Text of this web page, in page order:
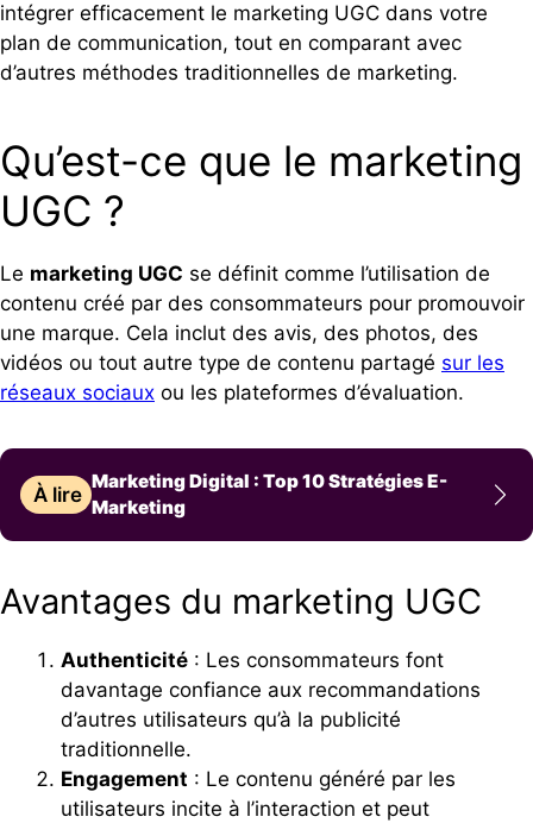
intégrer efficacement le marketing UGC dans votre
plan de communication, tout en comparant avec
d’autres méthodes traditionnelles de marketing.
Qu’est-ce que le marketing
UGC ?
Le marketing UGC se définit comme l’utilisation de
contenu créé par des consommateurs pour promouvoir
une marque. Cela inclut des avis, des photos, des
vidéos ou tout autre type de contenu partagé sur les
réseaux sociaux ou les plateformes d’évaluation.
À lire
Marketing Digital : Top 10 Stratégies E-
Marketing
Avantages du marketing UGC
Authenticité : Les consommateurs font
davantage confiance aux recommandations
d’autres utilisateurs qu’à la publicité
traditionnelle.
Engagement : Le contenu généré par les
utilisateurs incite à l’interaction et peut